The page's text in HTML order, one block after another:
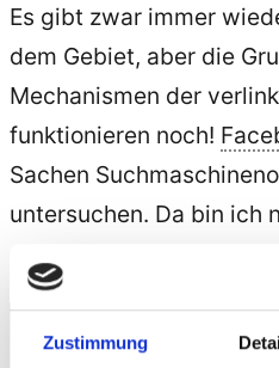
Zustimmung
Es gibt zwar immer
dem Gebiet, aber die
Mechanismen der
funktionieren noch!
Sachen
untersuchen. Da bin ich